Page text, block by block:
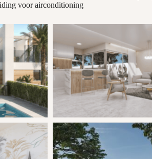
voor airconditioning